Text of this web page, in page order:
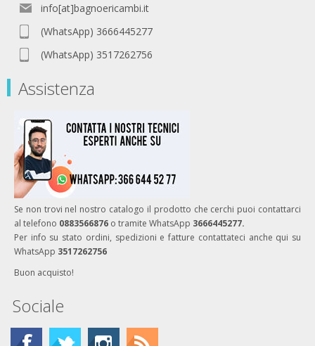
info[at]bagnoericambi.it
(WhatsApp) 3666445277
(WhatsApp) 3517262756
Assistenza
Se non trovi nel nostro catalogo il prodotto che cerchi puoi contattarci
al telefono 0883566876 o tramite WhatsApp 3666445277.
Per info su stato ordini, spedizioni e fatture contattateci anche qui su
WhatsApp 3517262756
Buon acquisto!
Sociale